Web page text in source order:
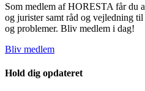
Som medlem af HORESTA får du
og jurister samt råd og vejledning
og problemer. Bliv medlem i dag!
Bliv medlem
Hold dig opdateret